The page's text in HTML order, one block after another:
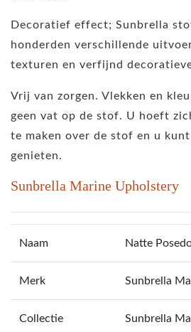
Decoratief effect; Sunbrella
honderden verschillende
texturen en verfijnd
Vrij van zorgen. Vlekken en
geen vat op de stof. U hoeft
te maken over de stof en u
genieten.
Sunbrella Marine Upholstery
Naam Natte
Merk Sunbrella
Collectie Sunbrella